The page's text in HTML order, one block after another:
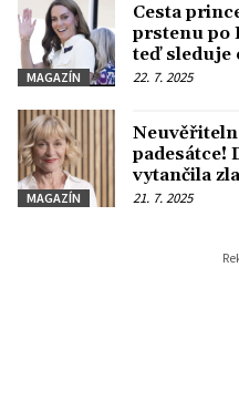
MAGAZÍN
Cesta
prstenu po
teď sleduje
22. 7. 2025
MAGAZÍN
padesátce!
vytančila
mladšího
21. 7. 2025